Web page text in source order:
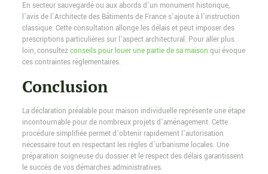
En secteur sauvegardé ou aux abords d’un monument historique,
l’avis de l’Architecte des Bâtiments de France s’ajoute à l’instruction
classique. Cette consultation allonge les délais et peut imposer des
prescriptions particulières sur l’aspect architectural. Pour aller plus
loin, consultezconseils pour louer une partie de sa maison qui évoque
ces contraintes réglementaires.
Conclusion
La déclaration préalable pour maison individuelle représente une étape
incontournable pour de nombreux projets d’aménagement. Cette
procédure simplifiée permet d’obtenir rapidement l’autorisation
nécessaire tout en respectant les règles d’urbanisme locales. Une
préparation soigneuse du dossier et le respect des délais garantissent
le succès de vos démarches administratives.